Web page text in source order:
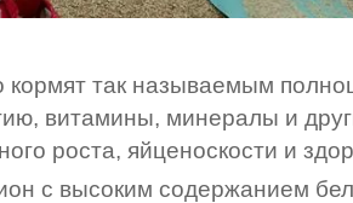
так называемым
витамины, минералы и
роста, яйценоскости и
с высоким содержанием